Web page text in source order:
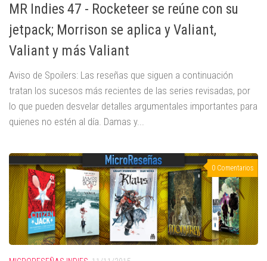
MR Indies 47 - Rocketeer se reúne con su
jetpack; Morrison se aplica y Valiant,
Valiant y más Valiant
Aviso de Spoilers: Las reseñas que siguen a continuación
tratan los sucesos más recientes de las series revisadas, por
lo que pueden desvelar detalles argumentales importantes para
quienes no estén al día. Damas y...
0 Comentarios